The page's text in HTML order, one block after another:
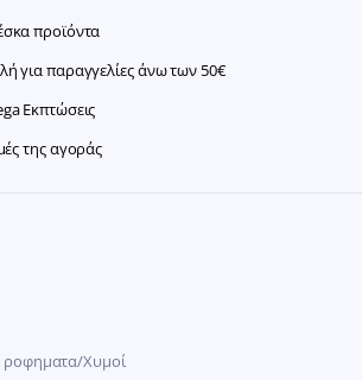
προϊόντα
για παραγγελίες άνω των 50€
Εκπτώσεις
της αγοράς
ροφηματα/Χυμοί